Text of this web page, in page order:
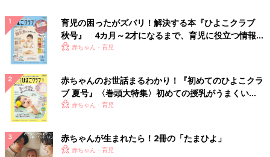
育児の困ったがズバリ！解決する本『ひよこクラブ
秋号』 4カ月～2才になるまで、育児に役立つ情報が
いっぱい！
赤ちゃん・育児
赤ちゃんのお世話まるわかり！『初めてのひよこクラ
ブ 夏号』〈巻頭大特集〉初めての授乳がうまくい
く！ おっぱい・ミルクの基本と夏のトラブル 解決テ
赤ちゃん・育児
赤ちゃんが生まれたら！2冊の「たまひよ」
赤ちゃん・育児